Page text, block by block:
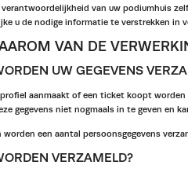
van uw podiumhuis
u de nodige informatie te verstrekken in
VAN DE
UW GEGEVENS
aanmaakt of een ticket koopt worden
gegevens niet nogmaals in te geven en
een aantal persoonsgegevens
VERZAMELD?